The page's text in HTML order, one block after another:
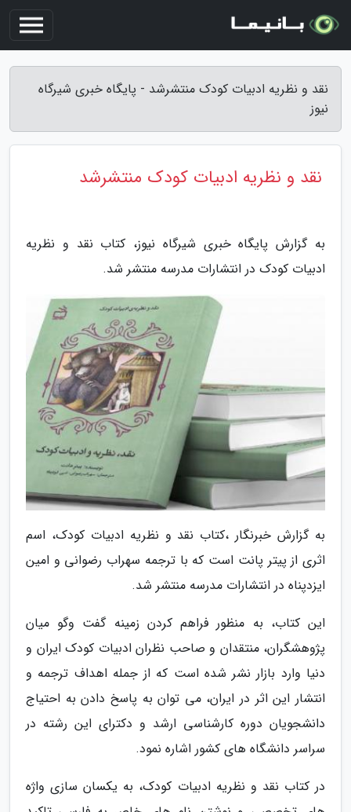
نقد و نظریه ادبیات کودک منتشرشد - پایگاه خبری شیرگاه
نیوز
نقد و نظریه ادبیات کودک منتشرشد
به گزارش پایگاه خبری شیرگاه نیوز، کتاب نقد و نظریه
ادبیات کودک در انتشارات مدرسه منتشر شد.
به گزارش خبرنگار ،کتاب نقد و نظریه ادبیات کودک، اسم
اثری از پیتر پانت است که با ترجمه سهراب رضوانی و امین
ایزدپناه در انتشارات مدرسه منتشر شد.
این کتاب، به منظور فراهم کردن زمینه گفت وگو میان
پژوهشگران، منتقدان و صاحب نظران ادبیات کودک ایران و
دنیا وارد بازار نشر شده است که از جمله اهداف ترجمه و
انتشار این اثر در ایران، می توان به پاسخ دادن به احتیاج
دانشجویان دوره کارشناسی ارشد و دکترای این رشته در
سراسر دانشگاه های کشور اشاره نمود.
در کتاب نقد و نظریه ادبیات کودک، به یکسان سازی واژه